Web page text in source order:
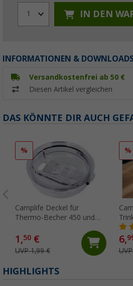
1 IN DEN
INFORMATIONEN &
Versandkostenfrei ab 50 €
Diesen Artikel vergleichen
DAS KÖNNTE DIR AUCH
%
Camplife Deckel für
Thermo-Becher 450 und
1,50 €
UVP 1,99 €
%
ml
6,
HIGHLIGHTS